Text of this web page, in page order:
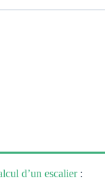
d’un escalier: